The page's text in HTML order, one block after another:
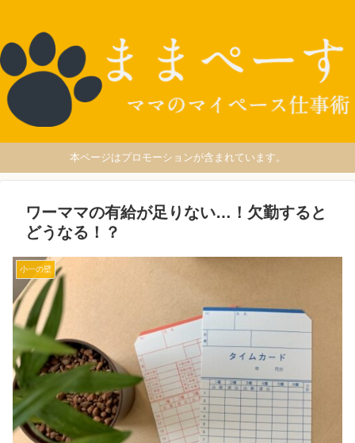
本ページはプロモーションが含まれています。
ワーママの有給が足りない…！欠勤すると
どうなる！？
小一の壁